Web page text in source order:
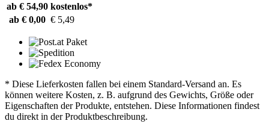
ab € 54,90 kostenlos*
ab € 0,00 € 5,49
* Diese Lieferkosten fallen bei einem Standard-Versand an. Es
können weitere Kosten, z. B. aufgrund des Gewichts, Größe oder
Eigenschaften der Produkte, entstehen. Diese Informationen findest
du direkt in der Produktbeschreibung.